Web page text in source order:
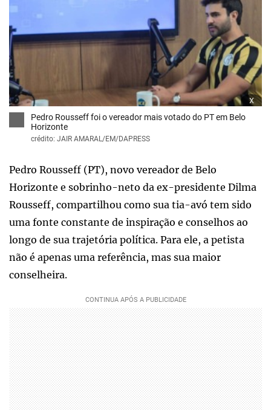
x
Pedro Rousseff foi o vereador mais votado do PT em Belo
Horizonte
crédito: JAIR AMARAL/EM/DAPRESS
Pedro Rousseff (PT), novo vereador de Belo
Horizonte e sobrinho-neto da ex-presidente Dilma
Rousseff, compartilhou como sua tia-avó tem sido
uma fonte constante de inspiração e conselhos ao
longo de sua trajetória política. Para ele, a petista
não é apenas uma referência, mas sua maior
conselheira.